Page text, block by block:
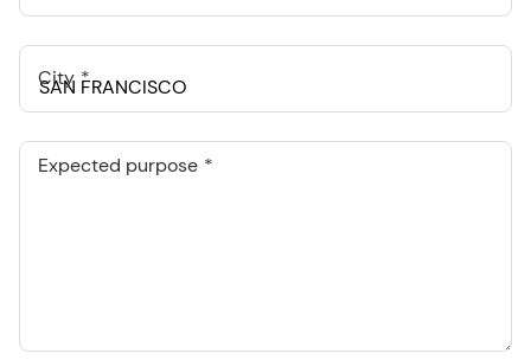
City
Expected purpose